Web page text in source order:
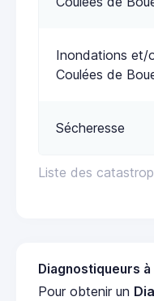
Liste des
Inondations et/
Coulées de
Sécheresse
Diagnostiqueurs à
Pour obtenir un